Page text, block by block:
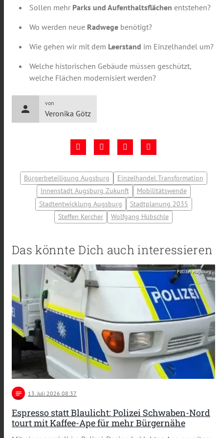
Sollen mehr Parks und Aufenthaltsflächen entstehen?
Wo werden neue Radwege benötigt?
Wie gehen wir mit dem Leerstand im Einzelhandel um?
Welche historischen Gebäude müssen geschützt,
welche Flächen modernisiert werden?
person
von
Veronika Götz
Bürgerbeteiligung Augsburg
Einzelhandel Transformation
Innenstadt Augsburg Zukunft
Mobilitätswende
Stadtentwicklung Augsburg
Stadtplanung 2035
Steffen Kercher
Wolfgang Hübschle
Das könnte Dich auch interessieren
Polizei Augsburg
notes 13 . Juli 2026 08:37
Espresso statt Blaulicht: Polizei Schwaben-Nord
tourt mit Kaffee-Ape für mehr Bürgernähe